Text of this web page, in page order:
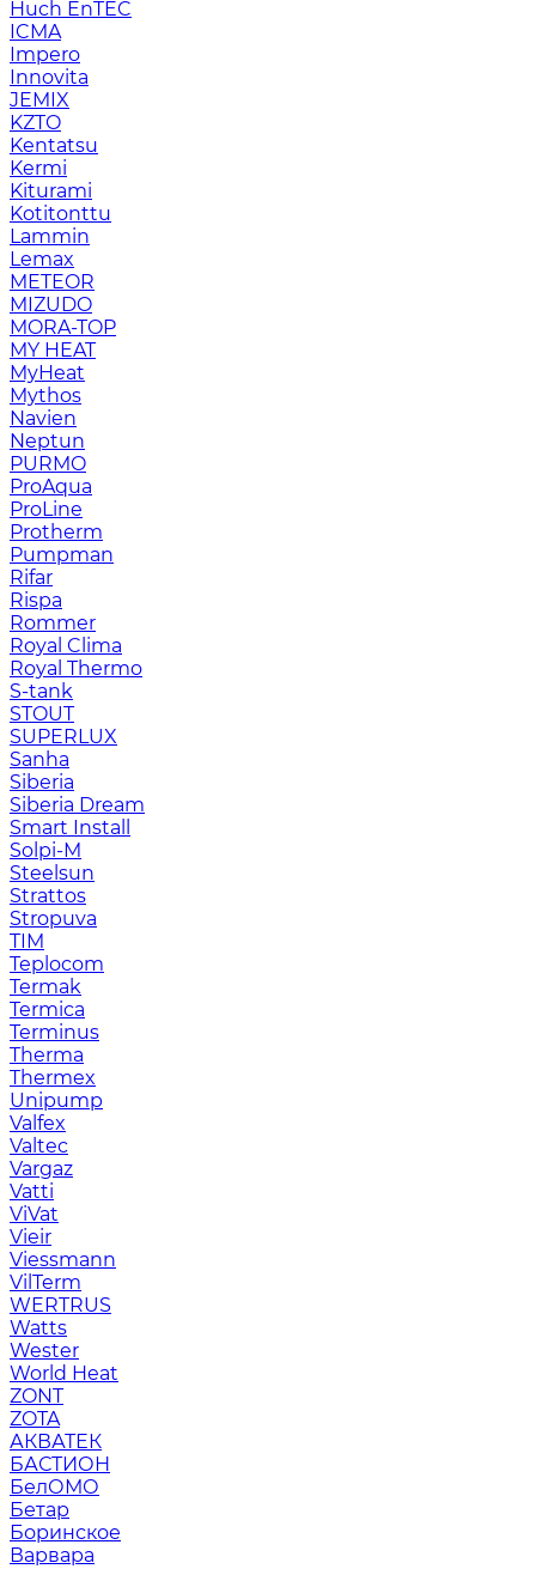
Huch EnTEC
ICMA
Impero
Innovita
JEMIX
KZTO
Kentatsu
Kermi
Kiturami
Kotitonttu
Lammin
Lemax
METEOR
MIZUDO
MORA-TOP
MY HEAT
MyHeat
Mythos
Navien
Neptun
PURMO
ProAqua
ProLine
Protherm
Pumpman
Rifar
Rispa
Rommer
Royal Clima
Royal Thermo
S-tank
STOUT
SUPERLUX
Sanha
Siberia
Siberia Dream
Smart Install
Solpi-M
Steelsun
Strattos
Stropuva
TIM
Teplocom
Termak
Termica
Terminus
Therma
Thermex
Unipump
Valfex
Valtec
Vargaz
Vatti
ViVat
Vieir
Viessmann
VilTerm
WERTRUS
Watts
Wester
World Heat
ZONT
ZOTA
АКВАТЕК
БАСТИОН
БелОМО
Бетар
Боринское
Варвара